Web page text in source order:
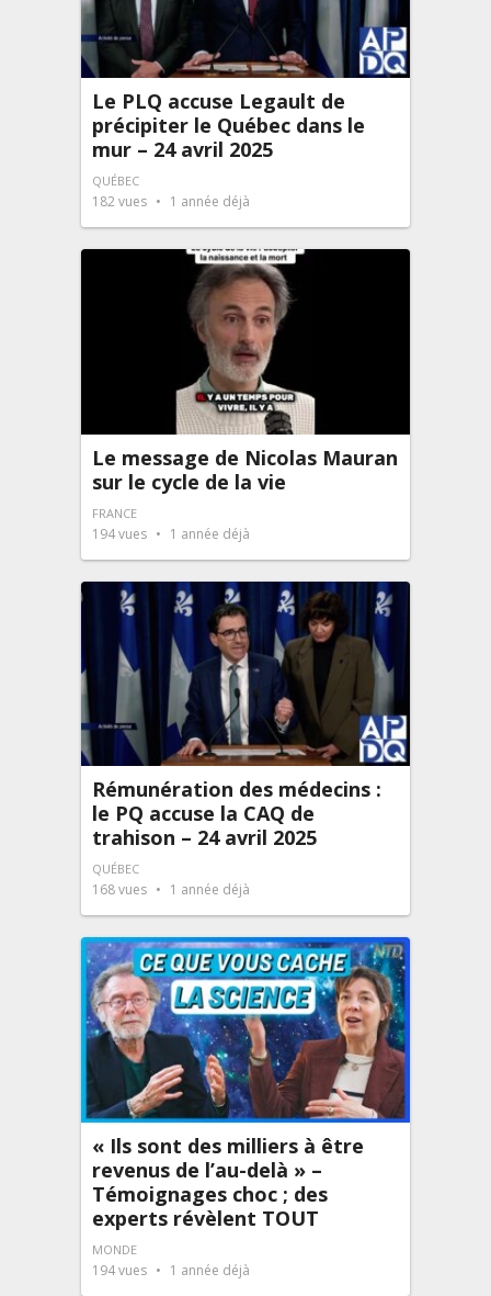
Le PLQ accuse Legault de
précipiter le Québec dans le
mur – 24 avril 2025
QUÉBEC
182vues 1 année déjà
Le message de Nicolas Mauran
sur le cycle de la vie
FRANCE
194vues 1 année déjà
Rémunération des médecins :
le PQ accuse la CAQ de
trahison – 24 avril 2025
QUÉBEC
168vues 1 année déjà
« Ils sont des milliers à être
revenus de l’au-delà » –
Témoignages choc ; des
experts révèlent TOUT
MONDE
194vues 1 année déjà